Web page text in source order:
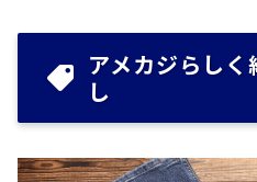
アメカジらし
し